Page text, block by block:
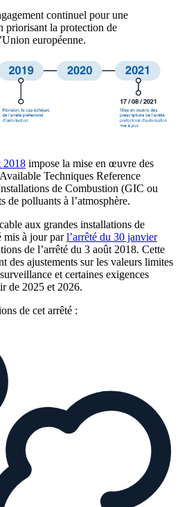
continuel pour une
priorisant la protection de
européenne.
2018 impose la mise en œuvre des
Techniques Reference
de Combustion (GIC ou
de polluants à l’atmosphère.
aux grandes installations de
mis à jour parl’arrêté du 30 janvier
de l’arrêté du 3 août 2018. Cette
des ajustements sur les valeurs limites
et certaines exigences
de 2025 et 2026.
de cet arrêté :